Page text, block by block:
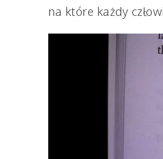
na które każdy